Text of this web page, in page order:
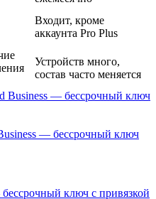
Входит, кроме
аккаунта Pro Plus
Устройств много,
состав часто меняется
— бессрочный ключ